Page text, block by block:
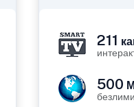
211
500